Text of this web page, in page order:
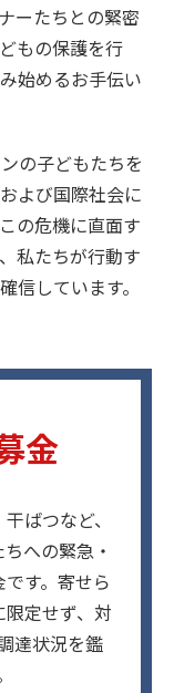
ーたちとの緊密
もの保護を行
始めるお手伝い
の子どもたちを
よび国際社会に
の危機に直面す
私たちが行動す
信しています。
金
ばつなど、
への緊急・
す。寄せら
定せず、対
達状況を鑑